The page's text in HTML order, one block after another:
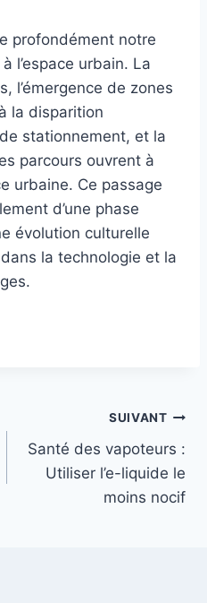
profondément notre
l’espace urbain. La
l’émergence de zones
la disparition
stationnement, et la
parcours ouvrent à
urbaine. Ce passage
d’une phase
évolution culturelle
la technologie et la
SUIVANT
Santé des vapoteurs :
Utiliser l’e-liquide le
moins nocif